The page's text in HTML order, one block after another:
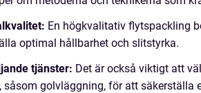
En högkvalitativ flytspackling
optimal hållbarhet och slitstyrka.
tjänster: Det är också viktigt att
såsom golvläggning, för att säkerställa